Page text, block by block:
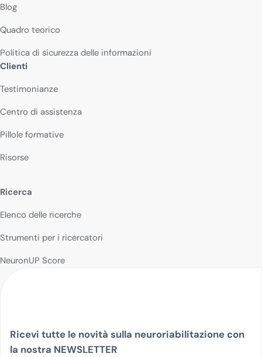
Blog
Quadro teorico
Politica di sicurezza delle informazioni
Clienti
Testimonianze
Centro di assistenza
Pillole formative
Risorse
Ricerca
Elenco delle ricerche
Strumenti per i ricercatori
NeuronUP Score
Ricevi tutte le novità sulla neuroriabilitazione con
la nostra NEWSLETTER